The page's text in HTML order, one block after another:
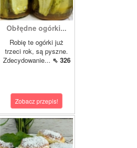
Obłędne ogórki...
Robię te ogórki już
trzeci rok, są pyszne.
Zdecydowanie... ⇖ 326
Zobacz przepis!